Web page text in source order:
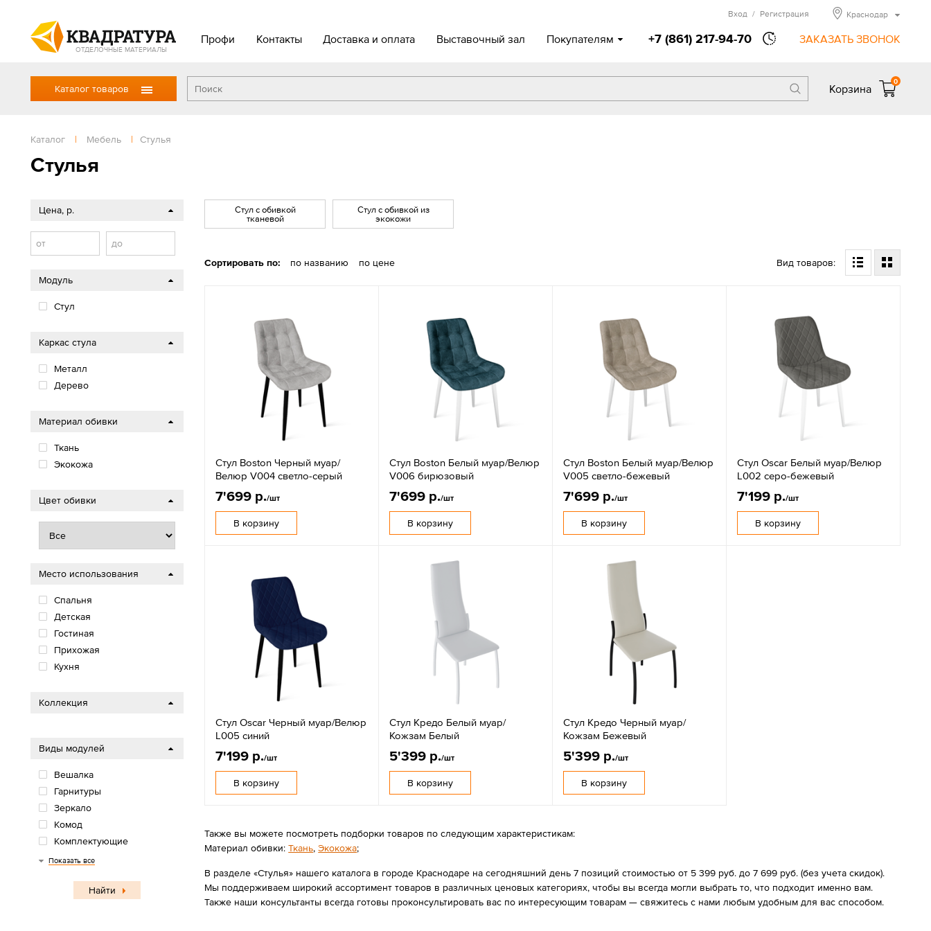
ОТДЕЛОЧНЫЕ МАТЕРИАЛЫ
Профи Контакты Доставка и оплата Выставочный зал Покупателям +7 (861) 217-94-70 ЗАКАЗАТЬ ЗВОНОК
Вход / Регистрация Краснодар
Каталог товаров Корзина
0
Каталог | Мебель | Стулья
Стулья
Стул с обивкой
тканевой
Стул с обивкой из
экокожи
Сортировать по: по названию по цене Вид товаров:
Стул Boston Черный муар/
Велюр V004 светло-серый
7'699 р./шт
В корзину
Стул Boston Белый муар/Велюр
V006 бирюзовый
7'699 р./шт
В корзину
Стул Boston Белый муар/Велюр
V005 светло-бежевый
7'699 р./шт
В корзину
Стул Oscar Белый муар/Велюр
L002 серо-бежевый
7'199 р./шт
В корзину
Стул Oscar Черный муар/Велюр
L005 синий
7'199 р./шт
В корзину
Стул Кредо Белый муар/
Кожзам Белый
5'399 р./шт
В корзину
Стул Кредо Черный муар/
Кожзам Бежевый
5'399 р./шт
В корзину
Также вы можете посмотреть подборки товаров по следующим характеристикам:
Материал обивки:Ткань,Экокожа;
В разделе «Стулья» нашего каталога в городе Краснодаре на сегодняшний день 7 позиций стоимостью от 5 399 руб. до 7 699 руб. (без учета скидок).
Мы поддерживаем широкий ассортимент товаров в различных ценовых категориях, чтобы вы всегда могли выбрать то, что подходит именно вам.
Также наши консультанты всегда готовы проконсультировать вас по интересующим товарам — свяжитесь с нами любым удобным для вас способом.
Цена, р.
от до
Модуль
Стул
Каркас стула
Металл
Дерево
Материал обивки
Ткань
Экокожа
Цвет обивки
Место использования
Спальня
Детская
Гостиная
Прихожая
Кухня
Коллекция
Виды модулей
Вешалка
Гарнитуры
Зеркало
Комод
Комплектующие
Кровать
Кухонный уголок
Обувница
Полка
Пуф
Стеллаж
Стол
Стул
Тумба под ТВ
Тумба прикроватная
Шкаф
Показать все
Найти